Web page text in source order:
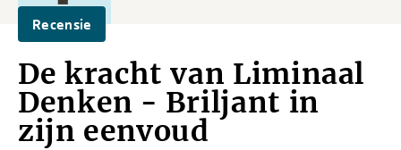
Recensie
De kracht van Liminaal
Denken - Briljant in
zijn eenvoud